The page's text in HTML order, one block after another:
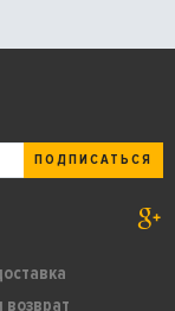
возврат
ПОДПИСАТЬСЯ